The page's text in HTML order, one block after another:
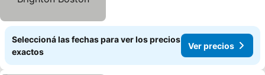
Seleccioná las fechas para ver los precios
exactos
Ver precios